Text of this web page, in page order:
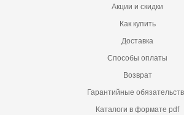
Акции и скидки
Как купить
Доставка
Способы оплаты
Возврат
Гарантийные
Каталоги в формате pdf